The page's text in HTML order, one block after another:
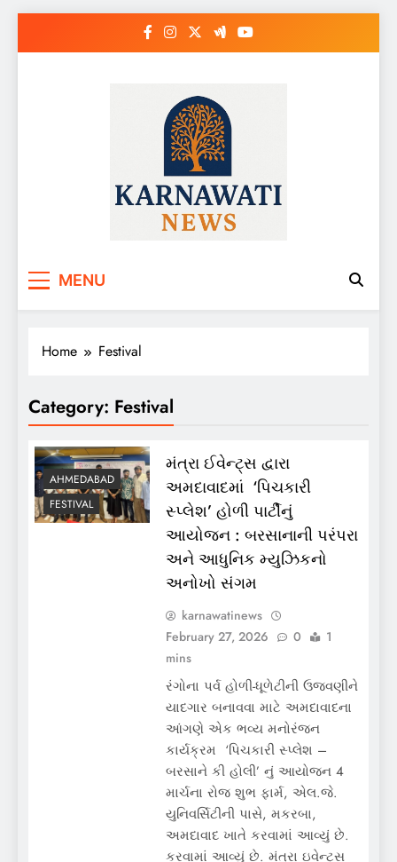
MENU
Home Festival
Category: Festival
AHMEDABAD
FESTIVAL
મંત્રા ઈવેન્ટ્સ દ્વારા
અમદાવાદમાં ‘પિચકારી
સ્પ્લેશ’ હોળી પાર્ટીનું
આયોજન : બરસાનાની પરંપરા
અને આધુનિક મ્યુઝિકનો
અનોખો સંગમ
karnawatinews
February 27, 2026
0
1
mins
રંગોના પર્વ હોળી-ધૂળેટીની ઉજવણીને
યાદગાર બનાવવા માટે અમદાવાદના
આંગણે એક ભવ્ય મનોરંજન
કાર્યક્રમ ‘પિચકારી સ્પ્લેશ –
બરસાને કી હોલી’ નું આયોજન 4
માર્ચના રોજ શુભ ફાર્મ, એલ.જે.
યુનિવર્સિટીની પાસે, મકરબા,
અમદાવાદ ખાતે કરવામાં આવ્યું છે.
કરવામાં આવ્યું છે. મંત્રા ઇવેન્ટ્સ